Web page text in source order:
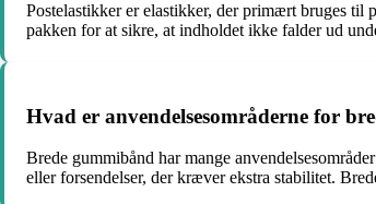
Postelastikker er elastikker, der primært bruges til
pakken for at sikre, at indholdet ikke falder ud
Hvad er anvendelsesområderne for
Brede gummibånd har mange
eller forsendelser, der kræver ekstra stabilitet.